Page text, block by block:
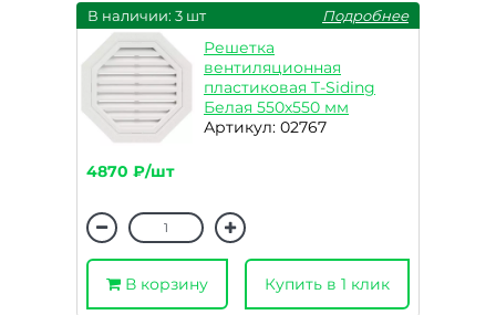
В наличии: 3 шт Подробнее
Решетка
вентиляционная
пластиковая T-Siding
Белая 550х550 мм
Артикул: 02767
4870 ₽/шт
В корзину Купить в 1 клик